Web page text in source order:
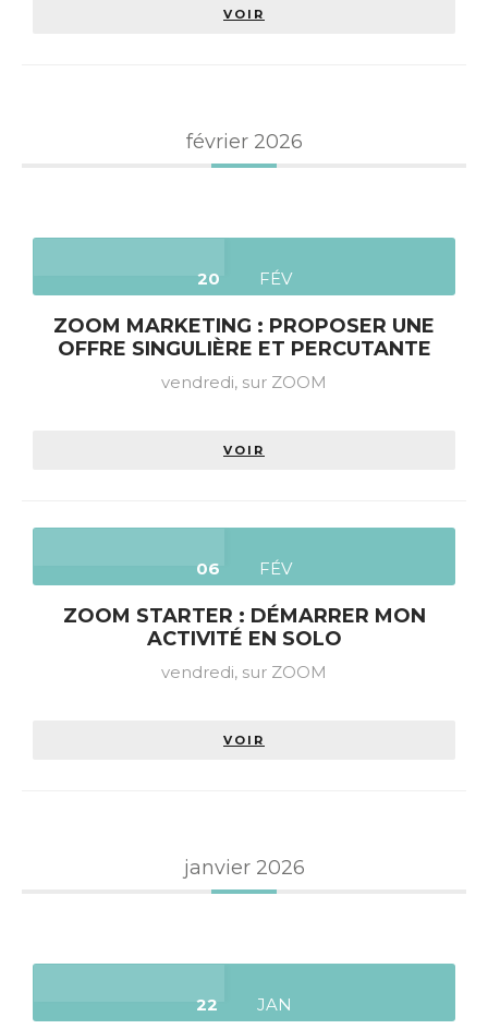
VOIR
février 2026
20 FÉV
ZOOM MARKETING : PROPOSER UNE
OFFRE SINGULIÈRE ET PERCUTANTE
vendredi, sur ZOOM
VOIR
06 FÉV
ZOOM STARTER : DÉMARRER MON
ACTIVITÉ EN SOLO
vendredi, sur ZOOM
VOIR
janvier 2026
22 JAN